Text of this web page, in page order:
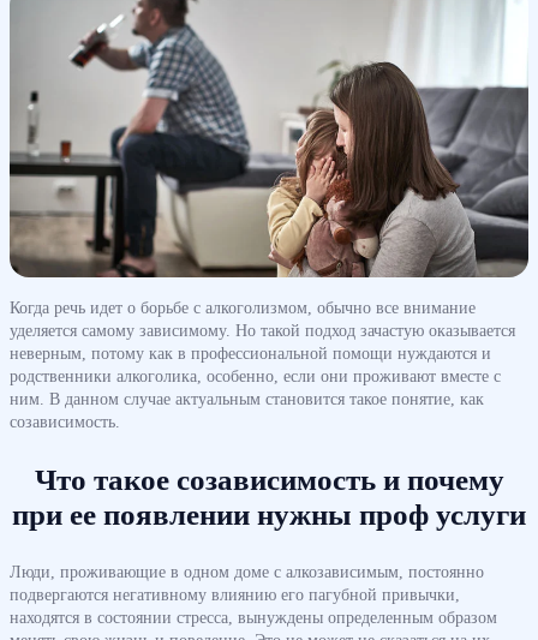
Когда речь идет о борьбе с алкоголизмом, обычно все внимание
уделяется самому зависимому. Но такой подход зачастую оказывается
неверным, потому как в профессиональной помощи нуждаются и
родственники алкоголика, особенно, если они проживают вместе с
ним. В данном случае актуальным становится такое понятие, как
созависимость.
Что такое созависимость и почему
при ее появлении нужны проф услуги
Люди, проживающие в одном доме с алкозависимым, постоянно
подвергаются негативному влиянию его пагубной привычки,
находятся в состоянии стресса, вынуждены определенным образом